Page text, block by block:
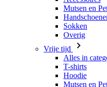
Mutsen en
Sokken
Overig
Vrije tijd
Alles in
T-shirts
Hoodie
Mutsen en